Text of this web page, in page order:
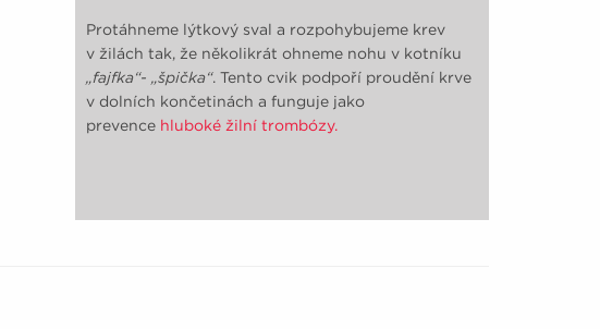
Protáhneme lýtkový sval a rozpohybujeme krev
v žilách tak, že několikrát ohneme nohu v kotníku
„fajfka“- „špička“. Tento cvik podpoří proudění krve
v dolních končetinách a funguje jako
prevence hluboké žilní trombózy.